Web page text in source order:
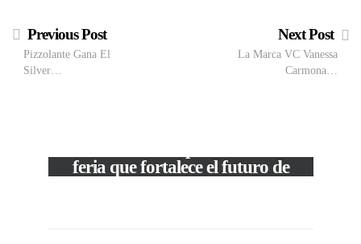
Previous Post
Pizzolante Gana El
Silver…
Next Post
La Marca VC Vanessa
Carmona…
feria que fortalece el futuro de